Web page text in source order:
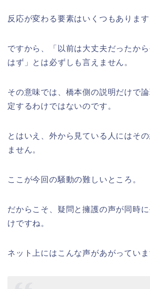
反応が変わる要素はいくつもあります
ですから、「以前は大丈夫だったか
はず」とは必ずしも言えません。
その意味では、橋本側の説明だけで
定するわけではないのです。
とはいえ、外から見ている人にはそ
ません。
ここが今回の騒動の難しいところ。
だからこそ、疑問と擁護の声が同時
けですね。
ネット上にはこんな声があがっていま